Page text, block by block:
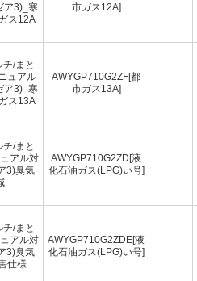
ア3)_寒
ス12A
市ガス12A]
チ/まと
ュアル
ア3)_寒
ス13A
AWYGP710G2ZF[都
市ガス13A]
チ/まと
アル対
3)臭気
AWYGP710G2ZD[液
化石油ガス(LPG)い号]
チ/まと
アル対
3)臭気
仕様
AWYGP710G2ZDE[液
化石油ガス(LPG)い号]